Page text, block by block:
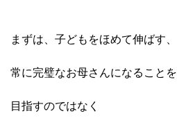
まずは、子どもをほめて伸ばす、
常に完璧なお母さんになることを
目指すのではなく